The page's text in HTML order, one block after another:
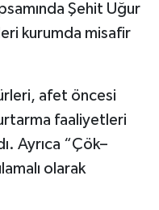
Şehit Uğur
kurumda misafir
afet öncesi
faaliyetleri
Ayrıca “Çök–
olarak